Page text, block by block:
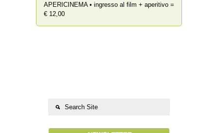
APERICINEMA • ingresso al film + aperitivo =
€ 12,00